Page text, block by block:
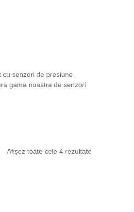
cu senzori de presiune
gama noastra de senzori
Afișez toate cele 4 rezultate